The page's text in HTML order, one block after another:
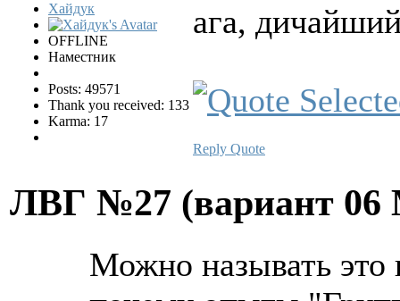
Хайдук
OFFLINE
Наместник
Posts: 49571
Thank you received: 133
Karma: 17
ага,
Reply Quote
ЛВГ №27 (вариант 06
Можно называть это